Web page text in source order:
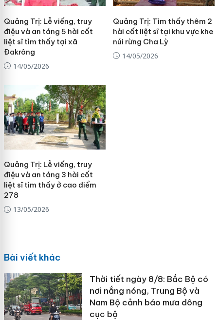
Quảng Trị: Lễ viếng, truy
điệu và an táng 5 hài cốt
liệt sĩ tìm thấy tại xã
Đakrông
14/05/2026
Quảng Trị: Tìm thấy thêm 2
hài cốt liệt sĩ tại khu vực khe
núi rừng Cha Lỳ
14/05/2026
Quảng Trị: Lễ viếng, truy
điệu và an táng 3 hài cốt
liệt sĩ tìm thấy ở cao điểm
278
13/05/2026
Bài viết khác
Thời tiết ngày 8/8: Bắc Bộ có
nơi nắng nóng, Trung Bộ và
Nam Bộ cảnh báo mưa dông
cục bộ